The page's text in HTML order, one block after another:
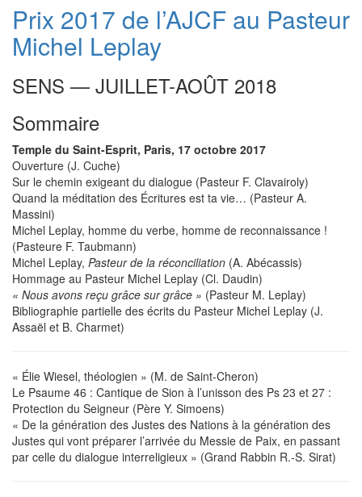
Prix 2017 de l’AJCF au Pasteur
Michel Leplay
SENS — JUILLET-AOÛT 2018
Sommaire
Temple du Saint-Esprit, Paris, 17 octobre 2017
Ouverture (J. Cuche)
Sur le chemin exigeant du dialogue (Pasteur F. Clavairoly)
Quand la méditation des Écritures est ta vie… (Pasteur A.
Massini)
Michel Leplay, homme du verbe, homme de reconnaissance !
(Pasteure F. Taubmann)
Michel Leplay, Pasteur de la réconciliation (A. Abécassis)
Hommage au Pasteur Michel Leplay (Cl. Daudin)
« Nous avons reçu grâce sur grâce » (Pasteur M. Leplay)
Bibliographie partielle des écrits du Pasteur Michel Leplay (J.
Assaël et B. Charmet)
« Élie Wiesel, théologien » (M. de Saint-Cheron)
Le Psaume 46 : Cantique de Sion à l’unisson des Ps 23 et 27 :
Protection du Seigneur (Père Y. Simoens)
« De la génération des Justes des Nations à la génération des
Justes qui vont préparer l’arrivée du Messie de Paix, en passant
par celle du dialogue interreligieux » (Grand Rabbin R.-S. Sirat)